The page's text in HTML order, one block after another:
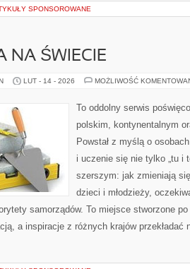
SPONSOROWANE
NA ŚWIECIE
LUT - 14 - 2026 MOŻLIWOŚĆ
To oddolny serwis
polskim, kontynentalnym
Powstał z myślą o
i uczenie się nie tylko „tu i
szerszym: jak zmieniają
dzieci i młodzieży,
samorządów. To miejsce stworzone
a inspiracje z różnych krajów przekładać